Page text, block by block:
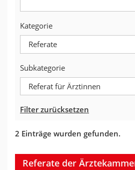
Kategorie
Subkategorie
Filter zurücksetzen
2 Einträge wurden gefunden.
Referate der